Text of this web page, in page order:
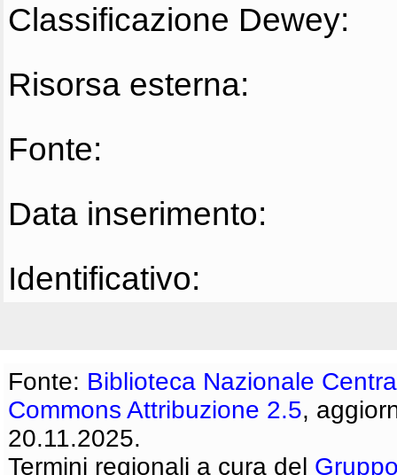
Classificazione Dewey:
Risorsa esterna:
Fonte:
Data inserimento:
Identificativo:
Fonte: Biblioteca Nazionale
Commons Attribuzione 2.5,
20.11.2025.
Termini regionali a cura del